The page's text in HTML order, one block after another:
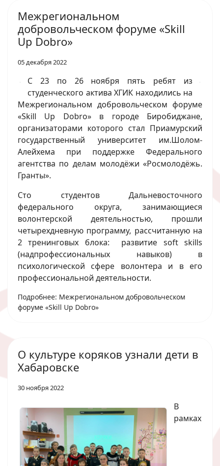
Межрегиональном
добровольческом форуме «Skill
Up Dobro»
05 декабря 2022
С 23 по 26 ноября пять ребят из
студенческого актива ХГИК находились на
Межрегиональном добровольческом форуме
«Skill Up Dobro» в городе Биробиджане,
организаторами которого стал Приамурский
государственный университет им.Шолом-
Алейхема при поддержке Федерального
агентства по делам молодёжи «Росмолодёжь.
Гранты».
Сто студентов Дальневосточного
федерального округа, занимающиеся
волонтерской деятельностью, прошли
четырехдневную программу, рассчитанную на
2 тренинговых блока: развитие soft skills
(надпрофессиональных навыков) в
психологической сфере волонтера и в его
профессиональной деятельности.
Подробнее: Межрегиональном добровольческом
форуме «Skill Up Dobro»
О культуре коряков узнали дети в
Хабаровске
30 ноября 2022
В
рамках